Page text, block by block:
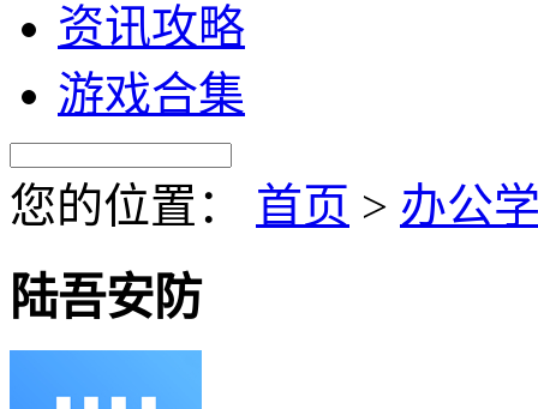
资讯攻略
游戏合集
您的位置： 首页 > 办公
陆吾安防